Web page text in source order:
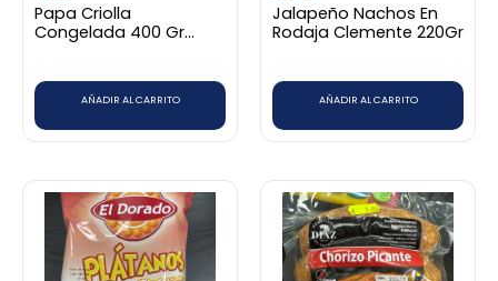
Papa Criolla
Congelada 400 Gr
AÑADIR AL CARRITO
Jalapeño Nachos En
Rodaja Clemente 220Gr
AÑADIR AL CARRITO